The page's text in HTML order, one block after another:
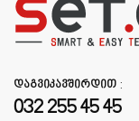
დაგვიკავშირდით :
032 255 45 45